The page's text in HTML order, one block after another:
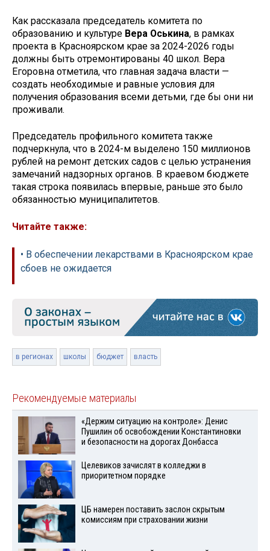
Как рассказала председатель комитета по
образованию и культуре Вера Оськина, в рамках
проекта в Красноярском крае за 2024-2026 годы
должны быть отремонтированы 40 школ. Вера
Егоровна отметила, что главная задача власти —
создать необходимые и равные условия для
получения образования всеми детьми, где бы они ни
проживали.
Председатель профильного комитета также
подчеркнула, что в 2024­-м выделено 150 миллионов
рублей на ремонт детских садов с целью устранения
замечаний надзорных органов. В краевом бюджете
такая строка появилась впервые, раньше это было
обязанностью муниципалитетов.
Читайте также:
• В обеспечении лекарствами в Красноярском крае
сбоев не ожидается
в регионах школы бюджет власть
Рекомендуемые материалы
«Держим ситуацию на контроле»: Денис
Пушилин об освобождении Константиновки
и безопасности на дорогах Донбасса
Целевиков зачислят в колледжи в
приоритетном порядке
ЦБ намерен поставить заслон скрытым
комиссиям при страховании жизни